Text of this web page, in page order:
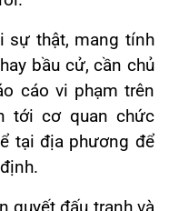
sự thật, mang tính
bầu cử, cần chủ
cáo vi phạm trên
tới cơ quan chức
tại địa phương để